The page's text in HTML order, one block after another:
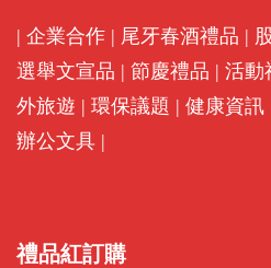
| 企業合作 | 尾牙春酒禮品 |
選舉文宣品 | 節慶禮品 | 活動
外旅遊 | 環保議題 | 健康資訊
辦公文具 |
禮品紅訂購